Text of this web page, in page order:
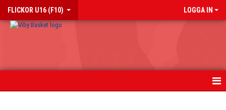
FLICKOR U16 (F10) LOGGA IN